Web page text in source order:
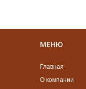
МЕНЮ
Главная
О компании